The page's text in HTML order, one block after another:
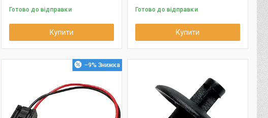
Готово до відправки
Купити
Готово до відправки
Купити
–9%